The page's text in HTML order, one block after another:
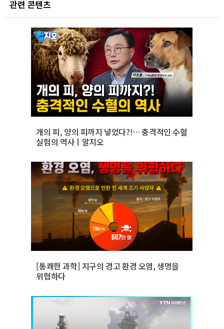
관련 콘텐츠
개의 피, 양의 피까지 넣었다?!… 충격적인 수혈
실험의 역사ㅣ알지오
[통쾌한 과학] 지구의 경고 환경 오염, 생명을
위협하다